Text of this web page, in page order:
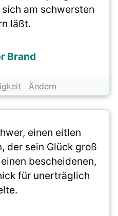
am schwersten
läßt.
Brand
Ändern
einen eitlen
der sein Glück groß
bescheidenen,
für unerträglich